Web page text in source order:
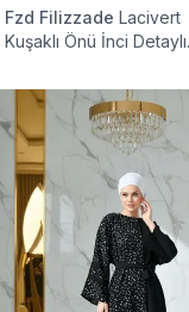
Fzd Filizzade Lacivert
Kuşaklı Önü İnci Detaylı